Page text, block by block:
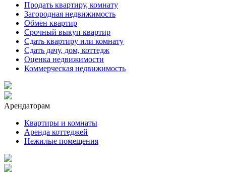
Продать квартиру, комнату
Загородная недвижимость
Обмен квартир
Срочный выкуп квартир
Сдать квартиру или комнату
Сдать дачу, дом, коттедж
Оценка недвижимости
Коммерческая недвижимость
Арендаторам
Квартиры и комнаты
Аренда коттеджей
Нежилые помещения